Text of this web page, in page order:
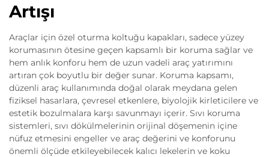
Artışı
Araçlar için özel oturma koltuğu kapakları, sadece yüzey
korumasının ötesine geçen kapsamlı bir koruma sağlar ve
hem anlık konforu hem de uzun vadeli araç yatırımını
artıran çok boyutlu bir değer sunar. Koruma kapsamı,
düzenli araç kullanımında doğal olarak meydana gelen
fiziksel hasarlara, çevresel etkenlere, biyolojik kirleticilere ve
estetik bozulmalara karşı savunmayı içerir. Sıvı koruma
sistemleri, sıvı dökülmelerinin orijinal döşemenin içine
nüfuz etmesini engeller ve araç değerini ve konforunu
önemli ölçüde etkileyebilecek kalıcı lekelerin ve koku